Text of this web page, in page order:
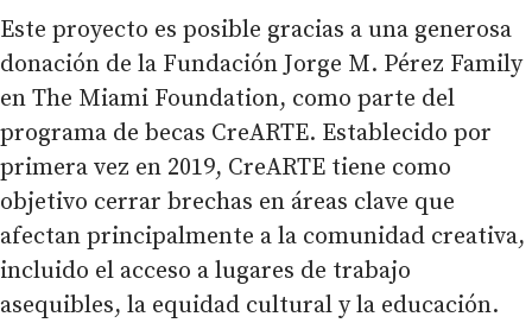
Este proyecto es posible gracias a una generosa
donación de la Fundación Jorge M. Pérez Family
en The Miami Foundation, como parte del
programa de becas CreARTE. Establecido por
primera vez en 2019, CreARTE tiene como
objetivo cerrar brechas en áreas clave que
afectan principalmente a la comunidad creativa,
incluido el acceso a lugares de trabajo
asequibles, la equidad cultural y la educación.